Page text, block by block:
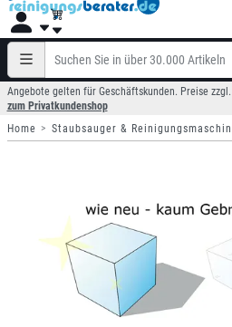
Angebote gelten für Geschäftskunden. Preise
zum Privatkundenshop
Home
Staubsauger &